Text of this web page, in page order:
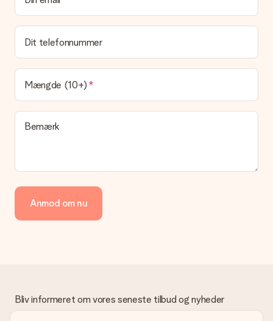
Hvad er leveringstiden, og hvornår modtager jeg min
gave?
Leveringstiden findes på gavens produktside. Du kan stole på,
at vores postfirma leverer din gave på denne dag.
Hvilke leveringsmuligheder kan jeg vælge?
I øjeblikket er det ikke (endnu) muligt at vælge en
leveringsindstilling. Den gave, du vil bestille, sendes enten som
en pakke eller som postkasse levering. Vil du gerne vide
hvilken måde din ordre sendes på? Kontakt venligst vores
Vi tilbyder følgende betalingsmetoder: Dankort, Paypal,
kreditkort, faktura via Klarna eller bankoverførsel. I tilfælde af
manuel betaling overførsel, skal du tage højde for en ekstra 3
venligst vores kundeservice, de hjælper gerne med at finde en
passende løsning.
Dit telefonnummer
Mængde (10+)
Bemærk
Anmod om nu
Bliv informeret om vores seneste tilbud og nyheder